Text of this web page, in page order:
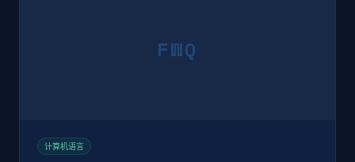
FWQ
计算机语言